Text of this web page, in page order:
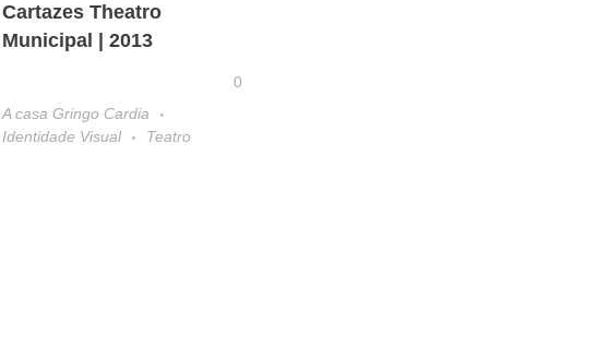
Cartazes Theatro
Municipal | 2013
0
A casa Gringo Cardia
Identidade Visual
Teatro